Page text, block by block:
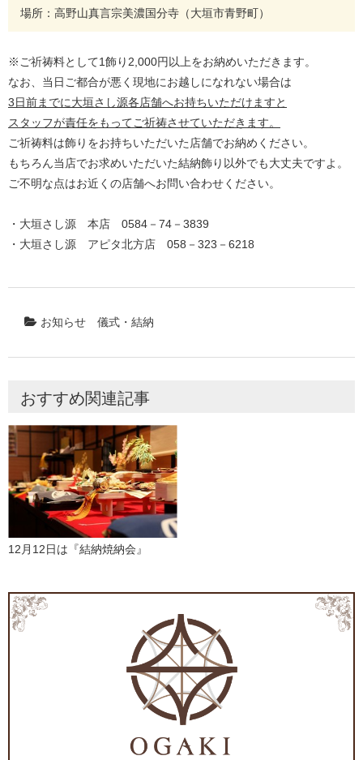
場所：高野山真言宗美濃国分寺（大垣市青野町）
※ご祈祷料として1飾り2,000円以上をお納めいただきます。
なお、当日ご都合が悪く現地にお越しになれない場合は
3日前までに大垣さし源各店舗へお持ちいただけますと
スタッフが責任をもってご祈祷させていただきます。
ご祈祷料は飾りをお持ちいただいた店舗でお納めください。
もちろん当店でお求めいただいた結納飾り以外でも大丈夫ですよ。
ご不明な点はお近くの店舗へお問い合わせください。
・大垣さし源 本店 0584－74－3839
・大垣さし源 アピタ北方店 058－323－6218
お知らせ 儀式・結納
おすすめ関連記事
12月12日は『結納焼納会』